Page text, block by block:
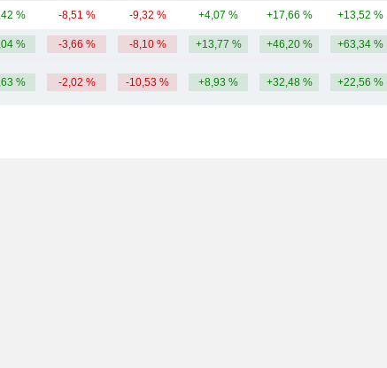
% -8,51 % -9,32 % +4,07 % +17,66 % +13,52 %
% -3,66 % -8,10 % +13,77 % +46,20 % +63,34 %
% -2,02 % -10,53 % +8,93 % +32,48 % +22,56 %